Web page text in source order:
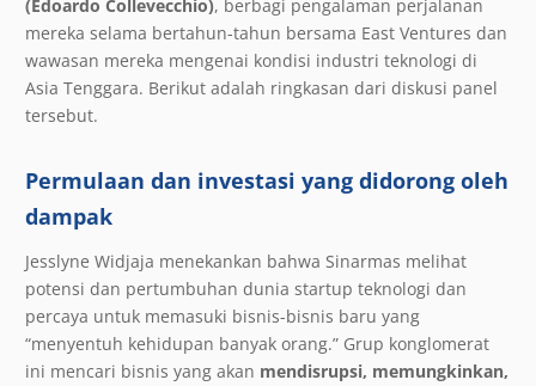
(Edoardo Collevecchio), berbagi pengalaman perjalanan
mereka selama bertahun-tahun bersama East Ventures dan
wawasan mereka mengenai kondisi industri teknologi di
Asia Tenggara. Berikut adalah ringkasan dari diskusi panel
tersebut.
Permulaan dan investasi yang didorong oleh
dampak
Jesslyne Widjaja menekankan bahwa Sinarmas melihat
potensi dan pertumbuhan dunia startup teknologi dan
percaya untuk memasuki bisnis-bisnis baru yang
“menyentuh kehidupan banyak orang.” Grup konglomerat
ini mencari bisnis yang akan mendisrupsi, memungkinkan,